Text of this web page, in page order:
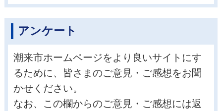
アンケート
潮来市ホームページをより良いサイトにす
るために、皆さまのご意見・ご感想をお聞
かせください。
なお、この欄からのご意見・ご感想には返